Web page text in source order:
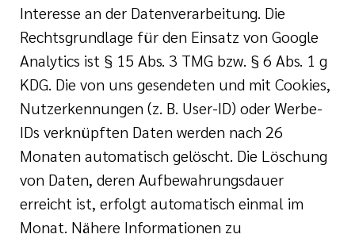
Interesse an der Datenverarbeitung. Die
Rechtsgrundlage für den Einsatz von Google
Analytics ist § 15 Abs. 3 TMG bzw. § 6 Abs. 1 g
KDG. Die von uns gesendeten und mit Cookies,
Nutzerkennungen (z. B. User-ID) oder Werbe-
IDs verknüpften Daten werden nach 26
Monaten automatisch gelöscht. Die Löschung
von Daten, deren Aufbewahrungsdauer
erreicht ist, erfolgt automatisch einmal im
Monat. Nähere Informationen zu